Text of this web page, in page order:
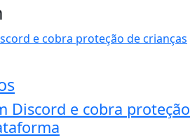
Discord e cobra proteção